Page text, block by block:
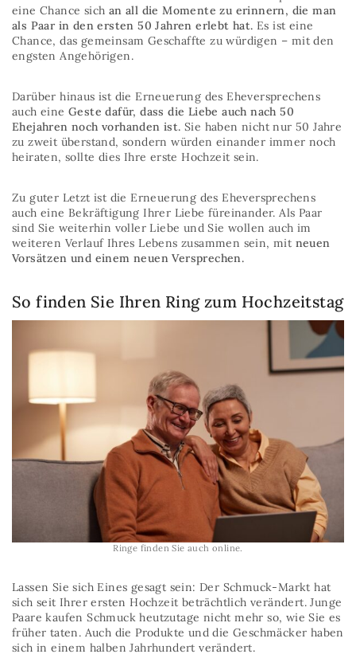
eine Chance sich an all die Momente zu erinnern, die man
als Paar in den ersten 50 Jahren erlebt hat. Es ist eine
Chance, das gemeinsam Geschaffte zu würdigen – mit den
engsten Angehörigen.
Darüber hinaus ist die Erneuerung des Eheversprechens
auch eineGeste dafür, dass die Liebe auch nach 50
Ehejahren noch vorhanden ist. Sie haben nicht nur 50 Jahre
zu zweit überstand, sondern würden einander immer noch
heiraten, sollte dies Ihre erste Hochzeit sein.
Zu guter Letzt ist die Erneuerung des Eheversprechens
auch eine Bekräftigung Ihrer Liebe füreinander. Als Paar
sind Sie weiterhin voller Liebe und Sie wollen auch im
weiteren Verlauf Ihres Lebens zusammen sein, mit neuen
Vorsätzen und einem neuen Versprechen.
So finden Sie Ihren Ring zum Hochzeitstag
Ringe finden Sie auch online.
Lassen Sie sich Eines gesagt sein: Der Schmuck-Markt hat
sich seit Ihrer ersten Hochzeit beträchtlich verändert. Junge
Paare kaufen Schmuck heutzutage nicht mehr so, wie Sie es
früher taten. Auch die Produkte und die Geschmäcker haben
sich in einem halben Jahrhundert verändert.